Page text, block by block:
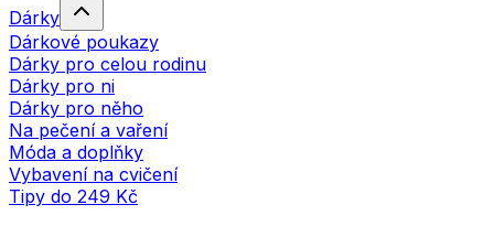
Dárky
Dárkové poukazy
Dárky pro celou rodinu
Dárky pro ni
Dárky pro něho
Na pečení a vaření
Móda a doplňky
Vybavení na cvičení
Tipy do 249 Kč